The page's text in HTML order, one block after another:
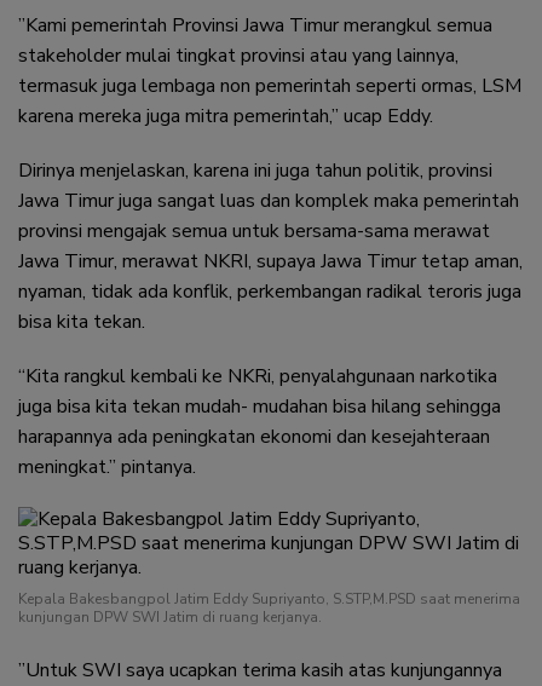
”Kami pemerintah Provinsi Jawa Timur merangkul semua
stakeholder mulai tingkat provinsi atau yang lainnya,
termasuk juga lembaga non pemerintah seperti ormas, LSM
karena mereka juga mitra pemerintah,” ucap Eddy.
Dirinya menjelaskan, karena ini juga tahun politik, provinsi
Jawa Timur juga sangat luas dan komplek maka pemerintah
provinsi mengajak semua untuk bersama-sama merawat
Jawa Timur, merawat NKRI, supaya Jawa Timur tetap aman,
nyaman, tidak ada konflik, perkembangan radikal teroris juga
bisa kita tekan.
“Kita rangkul kembali ke NKRi, penyalahgunaan narkotika
juga bisa kita tekan mudah- mudahan bisa hilang sehingga
harapannya ada peningkatan ekonomi dan kesejahteraan
meningkat.” pintanya.
Kepala Bakesbangpol Jatim Eddy Supriyanto, S.STP,M.PSD saat menerima
kunjungan DPW SWI Jatim di ruang kerjanya.
”Untuk SWI saya ucapkan terima kasih atas kunjungannya